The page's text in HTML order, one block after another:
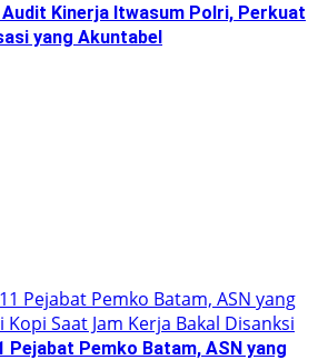
Kinerja Itwasum Polri, Perkuat
yang Akuntabel
Pejabat Pemko Batam, ASN yang